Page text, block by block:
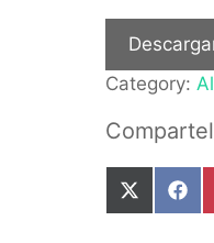
Category:
Share
on
on